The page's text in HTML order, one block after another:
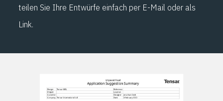
teilen Sie Ihre Entwürfe einfach per E-Mail oder als
Link.